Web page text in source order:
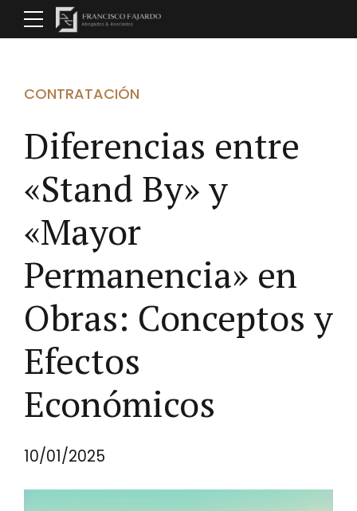
CONTRATACIÓN
Diferencias entre
«Stand By» y
«Mayor
Permanencia» en
Obras: Conceptos y
Efectos
Económicos
10/01/2025